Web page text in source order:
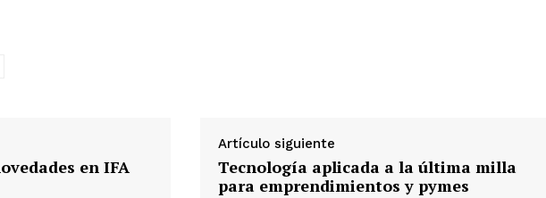
en IFA
Artículo siguiente
Tecnología aplicada a la última milla
para emprendimientos y pymes